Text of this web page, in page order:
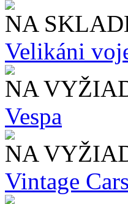
NA
Velikáni
NA
Vespa
NA
Vintage